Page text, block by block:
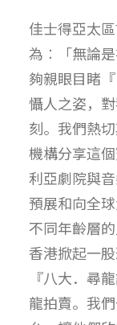
佳士得亞太
為︰「無論
夠親眼目睹
懾人之姿，
刻。我們熱
機構分享這
利亞劇院與
預展和向全
不同年齡層
香港掀起一
『八大．尋
龍拍賣。我